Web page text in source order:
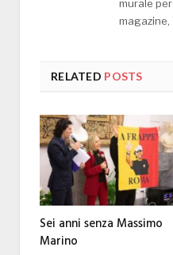
murale
magazine,
RELATED POSTS
Sei anni senza Massimo
Marino